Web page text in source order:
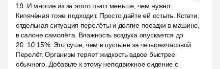
19: И многие из за этого пьют меньше, чем нужно.
Кипячёная тоже подходит. Просто дайте ей остыть. Кстати,
отдельная ситуация перелёты и долгие поездки в машине,
в салоне самолёта. Влажность воздуха опускается до
20: 10 15%. Это суше, чем в пустыне за четырехчасовой
Перелёт. Организм теряет жидкость вдвое быстрее
обычного. Добавьте к этому неподвижное сидение с